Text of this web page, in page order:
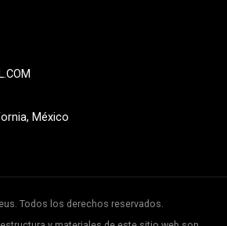
México
Todos los derechos reservados.